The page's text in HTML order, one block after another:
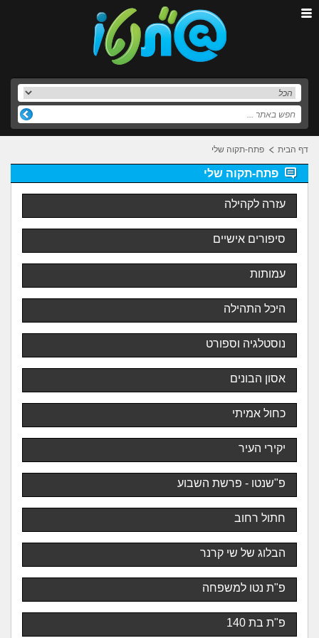
דף הבית פתח-תקוה שלי
פתח-תקוה שלי
עזרה לקהילה
סיפורים אישיים
עמותות
היכל התהילה
נוסטלגיה וספורט
אסון הבונים
כחול אמיתי
יקירי העיר
פ"שנטו - פרשת השבוע
חתול רחוב
הבלוג של שי קרנר
פ"ת נטו למשפחה
פ"ת בת 140